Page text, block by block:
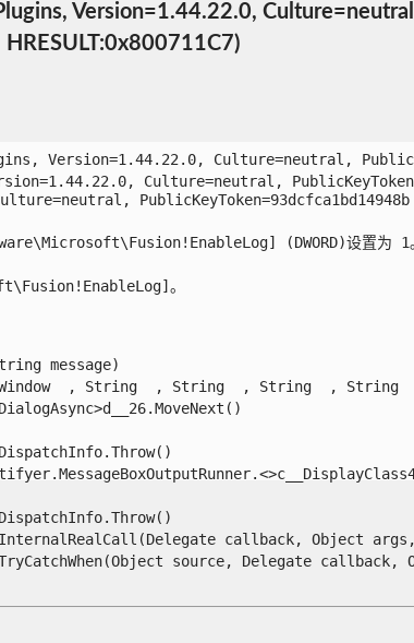
Version=1.44.22.0,
Version=1.44.22.0, Culture=neutral,
Culture=neutral,
PublicKeyToken=93dcfca1bd14948b
(DWORD)设置为 1
。
message)
, String  , String  , String  , String
callback, Object
source, Delegate callback,